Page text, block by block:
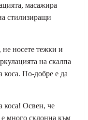
масажира
стилизиращи
не носете тежки и
на скалпа
коса. По-добре е да
коса! Освен, че
е много склонна към